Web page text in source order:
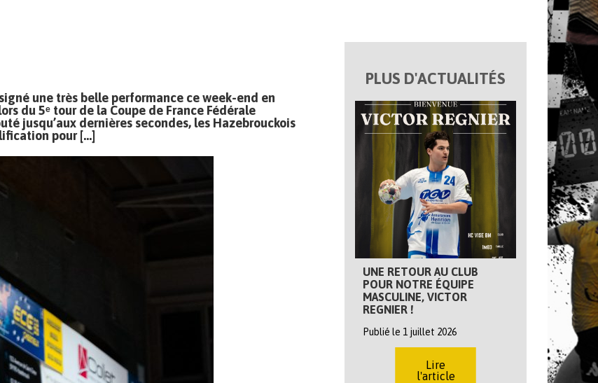
une très belle performance ce week-end en
du 5ᵉ tour de la Coupe de France Fédérale
jusqu’aux dernières secondes, les Hazebrouckois
pour […]
PLUS D'ACTUALITÉS
UNE RETOUR AU CLUB
POUR NOTRE ÉQUIPE
MASCULINE, VICTOR
REGNIER !
Publié le 1 juillet 2026
Lire
l'article